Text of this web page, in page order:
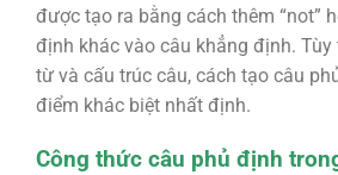
được tạo ra bằng cách thêm “not”
định khác vào câu khẳng định.
từ và cấu trúc câu, cách tạo câu
điểm khác biệt nhất định.
Công thức câu phủ định